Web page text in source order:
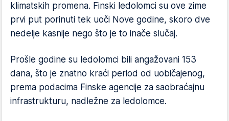
klimatskih promena. Finski ledolomci su ove zime
prvi put porinuti tek uoči Nove godine, skoro dve
nedelje kasnije nego što je to inače slučaj.
Prošle godine su ledolomci bili angažovani 153
dana, što je znatno kraći period od uobičajenog,
prema podacima Finske agencije za saobraćajnu
infrastrukturu, nadležne za ledolomce.